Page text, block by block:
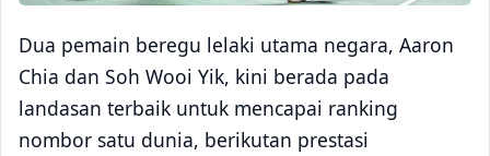
Dua pemain beregu lelaki utama negara, Aaron
Chia dan Soh Wooi Yik, kini berada pada
landasan terbaik untuk mencapai ranking
nombor satu dunia, berikutan prestasi